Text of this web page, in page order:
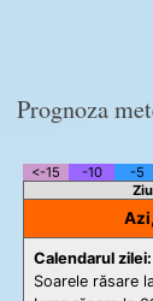
Prognoza
<-15 -10 -5
Calendarul zilei:
Soarele răsare